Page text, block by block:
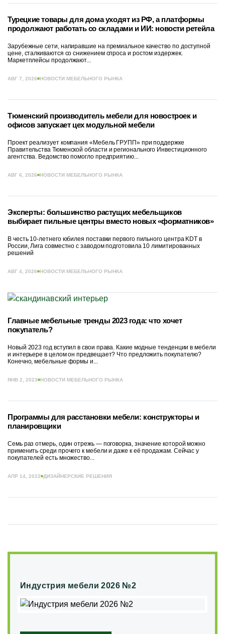
Турецкие товары для дома уходят из РФ, а платформы
продолжают работать со складами и ИИ: новости ретейла
Зарубежные сети, напиравшие на премиальное качество по доступной
цене, сталкиваются со снижением спроса и ростом издержек.
Маркетплейсы продолжают...
АВГ 7, 2026 НОВОСТИ МЕБЕЛЬНОГО РЫНКА
Тюменский производитель мебели для новостроек и
офисов запускает цех модульной мебели
Проект реализует компания «Мебель ГРУПП» при поддержке
Правительства Тюменской области и регионального Инвестиционного
агентства. Ведомство помогло предприятию...
АВГ 6, 2026 НОВОСТИ МЕБЕЛЬНОГО РЫНКА
Эксперты: большинство растущих мебельщиков
выбирает пильные центры вместо новых «форматников»
В честь 10-летнего юбилея поставки первого пильного центра KDT в
России, Лига совместно с заводом подготовила 10 лимитированных
решений
АВГ 4, 2026 НОВОСТИ МЕБЕЛЬНОГО РЫНКА
Главные мебельные тренды 2023 года: что хочет
покупатель?
Новый 2023 год вступил в свои права. Какие модные тенденции в мебели
и интерьере в целом он предвещает? Что предложить покупателю?
Конечно, мебельные формы и...
ЯНВ 2, 2023 НОВОСТИ МЕБЕЛЬНОГО РЫНКА
Программы для расстановки мебели: конструкторы и
планировщики
Семь раз отмерь, один отрежь — поговорка, значение которой можно
применить среди прочего к мебели и даже к её продажам. Сейчас у
покупателей есть множество...
АПР 14, 2022 ДИЗАЙНЕРСКИЕ РЕШЕНИЯ
Индустрия мебели 2026 №2